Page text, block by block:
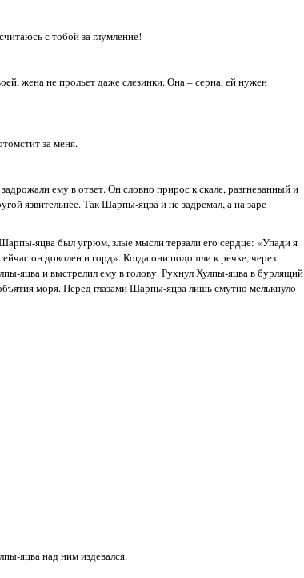
с тобой за глумление!
жена не прольет даже слезинки. Она – серна, ей нужен
за меня.
ему в ответ. Он словно прирос к скале, разгневанный и
язвительнее. Так Шарпы-яцва и не задремал, а на заре
яцва был угрюм, злые мысли терзали его сердце: «Упади я
он доволен и горд». Когда они подошли к речке, через
яцва и выстрелил ему в голову. Рухнул Хулпы-яцва в бурлящий
моря. Перед глазами Шарпы-яцва лишь смутно мелькнуло
яцва над ним издевался.